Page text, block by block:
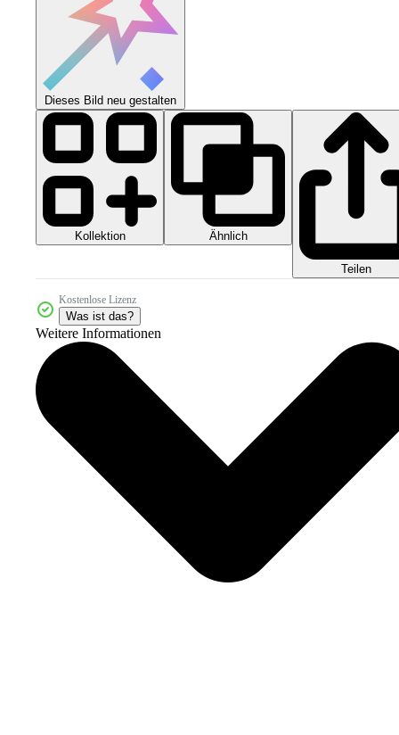
Dieses Bild neu gestalten
Kollektion Ähnlich
Teilen
Kostenlose Lizenz
Was ist das?
Weitere Informationen